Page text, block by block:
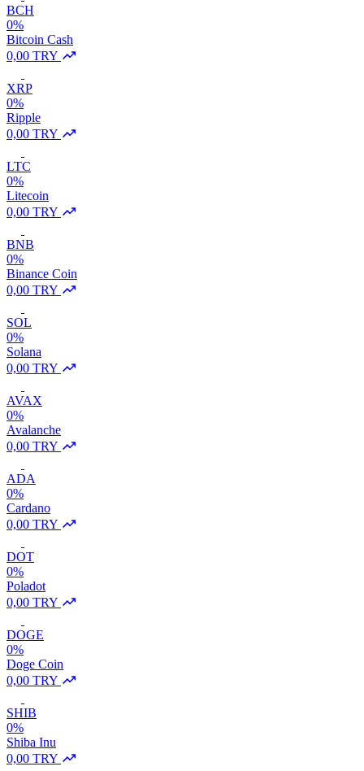
BCH
0%
Bitcoin Cash
0,00 TRY
XRP
0%
Ripple
0,00 TRY
LTC
0%
Litecoin
0,00 TRY
BNB
0%
Binance Coin
0,00 TRY
SOL
0%
Solana
0,00 TRY
AVAX
0%
Avalanche
0,00 TRY
ADA
0%
Cardano
0,00 TRY
DOT
0%
Poladot
0,00 TRY
DOGE
0%
Doge Coin
0,00 TRY
SHIB
0%
Shiba Inu
0,00 TRY